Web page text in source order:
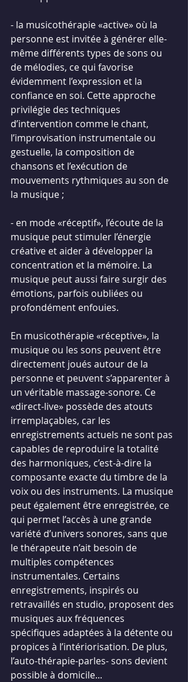
- la musicothérapie «active» où la
personne est invitée à générer elle-
même différents types de sons ou
de mélodies, ce qui favorise
évidemment l’expression et la
confiance en soi. Cette approche
privilégie des techniques
d’intervention comme le chant,
l’improvisation instrumentale ou
gestuelle, la composition de
chansons et l’exécution de
mouvements rythmiques au son de
la musique ;
- en mode «réceptif», l’écoute de la
musique peut stimuler l’énergie
créative et aider à développer la
concentration et la mémoire. La
musique peut aussi faire surgir des
émotions, parfois oubliées ou
profondément enfouies.
En musicothérapie «réceptive», la
musique ou les sons peuvent être
directement joués autour de la
personne et peuvent s’apparenter à
un véritable massage-sonore. Ce
«direct-live» possède des atouts
irremplaçables, car les
enregistrements actuels ne sont pas
capables de reproduire la totalité
des harmoniques, c’est-à-dire la
composante exacte du timbre de la
voix ou des instruments. La musique
peut également être enregistrée, ce
qui permet l’accès à une grande
variété d’univers sonores, sans que
le thérapeute n’ait besoin de
multiples compétences
instrumentales. Certains
enregistrements, inspirés ou
retravaillés en studio, proposent des
musiques aux fréquences
spécifiques adaptées à la détente ou
propices à l’intériorisation. De plus,
l’auto-thérapie-parles- sons devient
possible à domicile...